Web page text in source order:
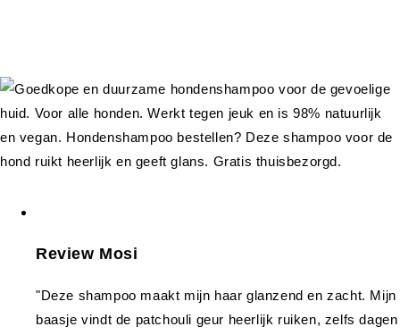
Review Mosi
"Deze shampoo maakt mijn haar glanzend en zacht. Mijn
baasje vindt de patchouli geur heerlijk ruiken, zelfs dagen